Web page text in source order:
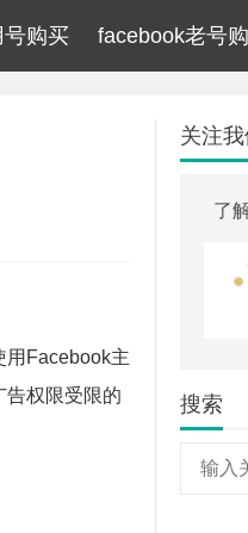
购买 facebook老号
用Facebook主
告权限受限的
关注我
了
搜索